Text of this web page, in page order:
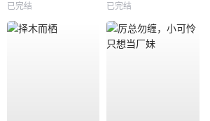
已完结 已完结